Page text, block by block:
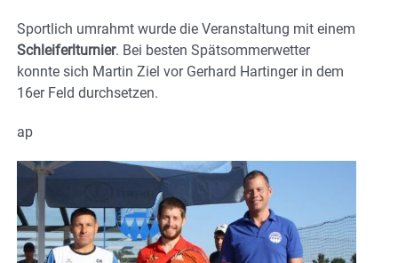
Sportlich umrahmt wurde die Veranstaltung mit einem
Schleiferlturnier. Bei besten Spätsommerwetter
konnte sich Martin Ziel vor Gerhard Hartinger in dem
16er Feld durchsetzen.
ap